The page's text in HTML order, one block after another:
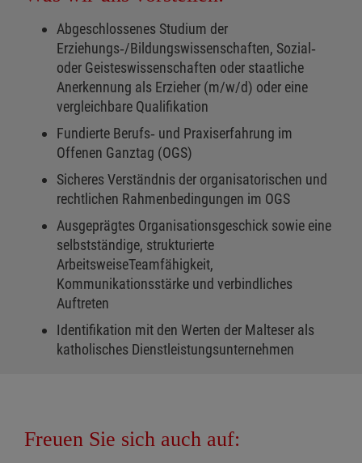
Abgeschlossenes Studium der
Erziehungs‑/Bildungswissenschaften, Sozial‑
oder Geisteswissenschaften oder staatliche
Anerkennung als Erzieher (m/w/d) oder eine
vergleichbare Qualifikation
Fundierte Berufs‑ und Praxiserfahrung im
Offenen Ganztag (OGS)
Sicheres Verständnis der organisatorischen und
rechtlichen Rahmenbedingungen im OGS
Ausgeprägtes Organisationsgeschick sowie eine
selbstständige, strukturierte
ArbeitsweiseTeamfähigkeit,
Kommunikationsstärke und verbindliches
Auftreten
Identifikation mit den Werten der Malteser als
katholisches Dienstleistungsunternehmen
Freuen Sie sich auch auf: